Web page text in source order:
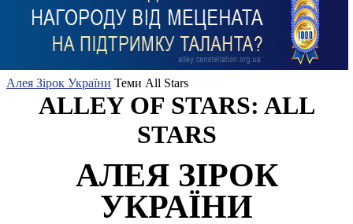
Алея Зірок України Теми All Stars
ALLEY OF STARS: ALL
STARS
АЛЕЯ ЗІРОК
УКРАЇНИ